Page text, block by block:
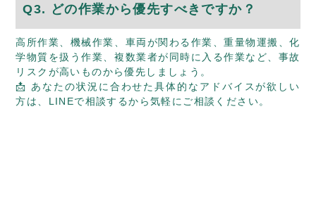
Q3. どの作業から優先すべきですか？
高所作業、機械作業、車両が関わる作業、重量物運搬、化
学物質を扱う作業、複数業者が同時に入る作業など、事故
リスクが高いものから優先しましょう。
📩 あなたの状況に合わせた具体的なアドバイスが欲しい
方は、 LINEで相談するから気軽にご相談ください。